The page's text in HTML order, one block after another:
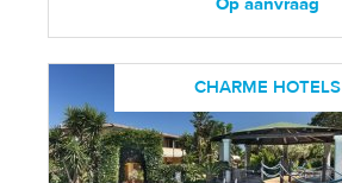
CHARME HOTELS